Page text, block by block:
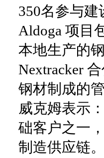
350名参与建
Aldoga 项目
本地生产的
Nextracker
钢材制成的
威克姆表示
础客户之一
制造供应链